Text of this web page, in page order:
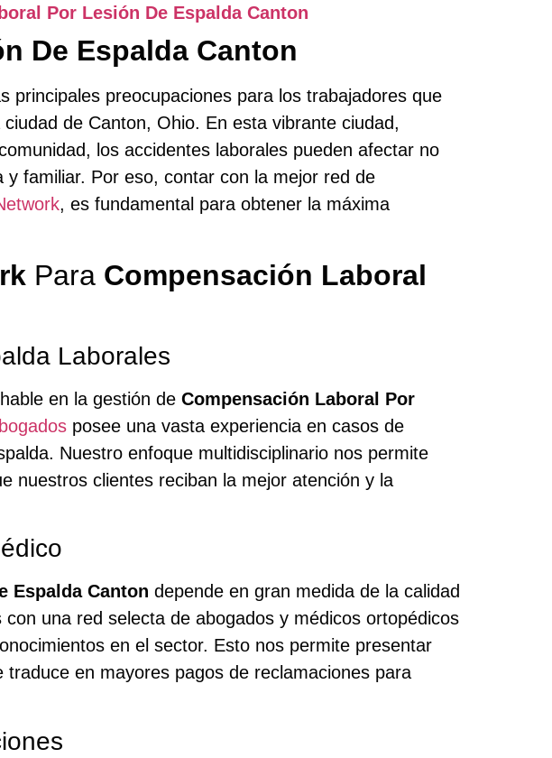
Por Lesión De Espalda Canton
De Espalda Canton
principales preocupaciones para los trabajadores que
de Canton, Ohio. En esta vibrante ciudad,
los accidentes laborales pueden afectar no
familiar. Por eso, contar con la mejor red de
, es fundamental para obtener la máxima
Para Compensación Laboral
Laborales
en la gestión de Compensación Laboral Por
posee una vasta experiencia en casos de
Nuestro enfoque multidisciplinario nos permite
nuestros clientes reciban la mejor atención y la
Espalda Canton depende en gran medida de la calidad
con una red selecta de abogados y médicos ortopédicos
en el sector. Esto nos permite presentar
en mayores pagos de reclamaciones para